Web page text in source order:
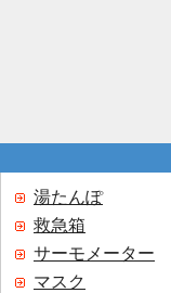
湯たんぽ
救急箱
サーモメーター
マスク